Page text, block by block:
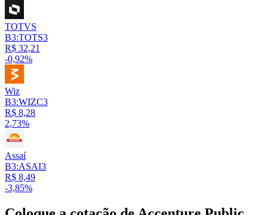
TOTVS
B3:TOTS3
R$ 32,21
-0,92%
Wiz
B3:WIZC3
R$ 8,28
2,73%
Assaí
B3:ASAI3
R$ 8,49
-3,85%